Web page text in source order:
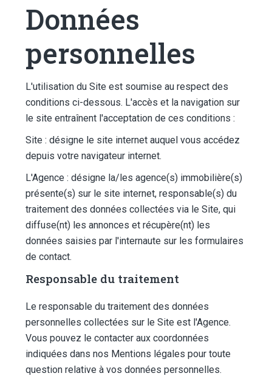
Données
personnelles
L'utilisation du Site est soumise au respect des
conditions ci-dessous. L'accès et la navigation sur
le site entraînent l'acceptation de ces conditions :
Site : désigne le site internet auquel vous accédez
depuis votre navigateur internet.
L'Agence : désigne la/les agence(s) immobilière(s)
présente(s) sur le site internet, responsable(s) du
traitement des données collectées via le Site, qui
diffuse(nt) les annonces et récupère(nt) les
données saisies par l'internaute sur les formulaires
de contact.
Responsable du traitement
Le responsable du traitement des données
personnelles collectées sur le Site est l'Agence.
Vous pouvez le contacter aux coordonnées
indiquées dans nos Mentions légales pour toute
question relative à vos données personnelles.